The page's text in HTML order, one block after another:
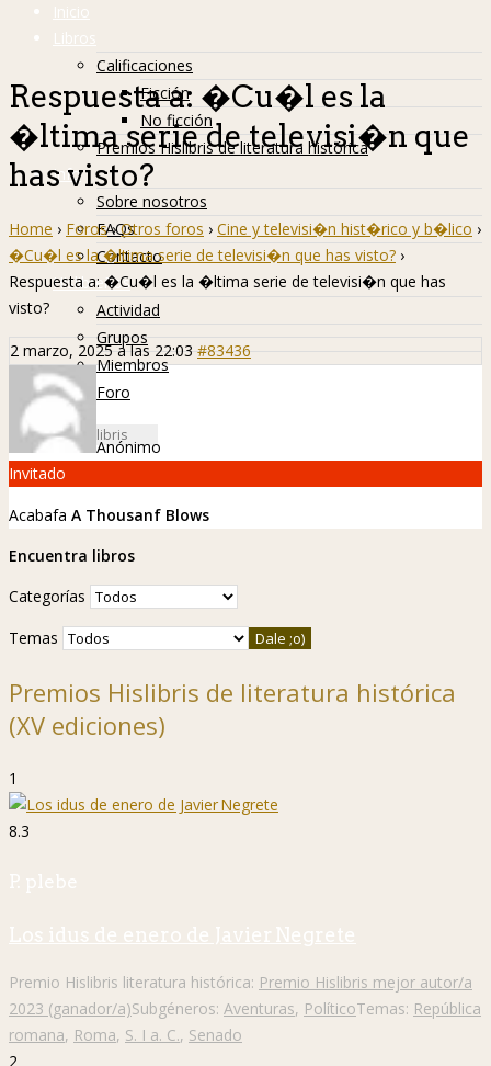
Inicio
Libros
Calificaciones
Ficción
No ficción
Premios Hislibris de literatura histórica
Info
Sobre nosotros
FAQs
Contacto
Hislibreños
Actividad
Grupos
Miembros
Foro
Respuesta a: �Cu�l es la
�ltima serie de televisi�n que
has visto?
Home › Foros › Otros foros › Cine y televisi�n hist�rico y b�lico ›
�Cu�l es la �ltima serie de televisi�n que has visto? ›
Respuesta a: �Cu�l es la �ltima serie de televisi�n que has
visto?
2 marzo, 2025 a las 22:03 #83436
Anónimo
Invitado
Acabafa A Thousanf Blows
Encuentra libros
Categorías
Temas
Premios Hislibris de literatura histórica
(XV ediciones)
1
8.3
P. plebe
Los idus de enero de Javier Negrete
Premio Hislibris literatura histórica: Premio Hislibris mejor autor/a
2023 (ganador/a)Subgéneros: Aventuras, PolíticoTemas: República
romana, Roma, S. I a. C., Senado
2